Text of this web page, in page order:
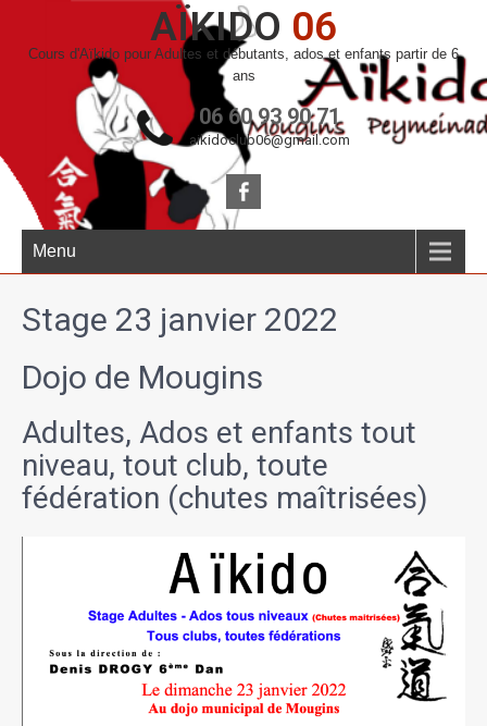
AÏKIDO 06
Cours d'Aïkido pour Adultes et débutants, ados et enfants partir de 6
ans
06 60 93 90 71
aikidoclub06@gmail.com
Menu
Stage 23 janvier 2022
Dojo de Mougins
Adultes, Ados et enfants tout
niveau, tout club, toute
fédération (chutes maîtrisées)